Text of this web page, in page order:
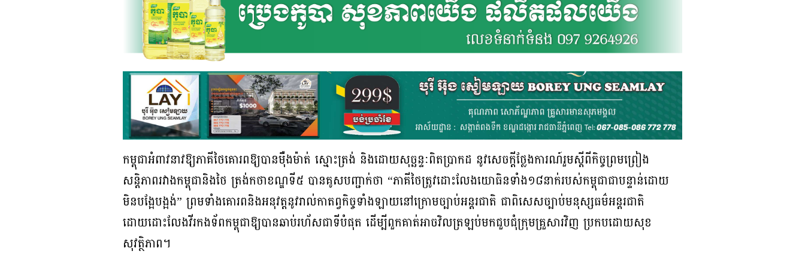
កម្ពុជាអំពាវនាវឱ្យភាគីថៃគោរពឱ្យបានម៉ឺងម៉ាត់ ស្មោះត្រង់ និងដោយសុច្ឆន្ទៈពិតប្រាកដ នូវសេចក្តីថ្លែងការណ៍រួមស្តីពីកិច្ចព្រមព្រៀង
សន្តិភាពរវាងកម្ពុជានិងថៃ ត្រង់កថាខណ្ឌទី៥ បានគូសបញ្ជាក់ថា “ភាគីថៃត្រូវដោះលែងយោធិនទាំង១៨នាក់របស់កម្ពុជាជាបន្ទាន់ដោយ
មិនបង្អែបង្អង់” ព្រមទាំងគោរពនិងអនុវត្តនូវរាល់កាតព្វកិច្ចទាំងឡាយនៅក្រោមច្បាប់អន្តរជាតិ ជាពិសេសច្បាប់មនុស្សធម៌អន្តរជាតិ
ដោយដោះលែងវីរកងទ័ពកម្ពុជាឱ្យបានឆាប់រហ័សជាទីបំផុត ដើម្បីពួកគាត់អាចវិលត្រឡប់មកជួបជុំក្រុមគ្រួសារវិញ ប្រកបដោយសុខ
សុវត្ថិភាព។